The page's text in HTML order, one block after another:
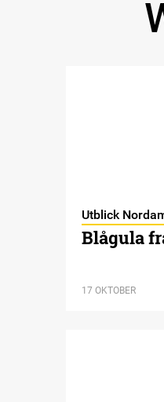
Utblick
Blågula
17 OKTOBER